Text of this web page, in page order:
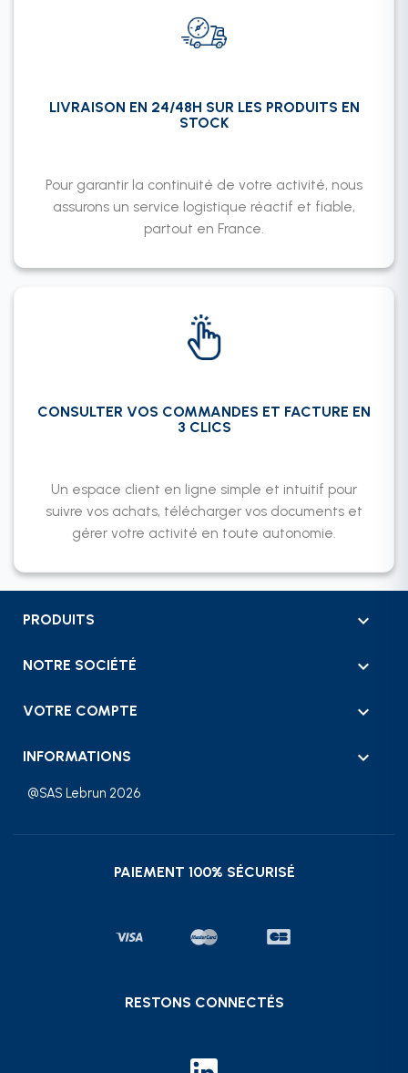
LIVRAISON EN 24/48H SUR LES PRODUITS EN
STOCK
Pour garantir la continuité de votre activité, nous
assurons un service logistique réactif et fiable,
partout en France.
CONSULTER VOS COMMANDES ET FACTURE EN
3 CLICS
Un espace client en ligne simple et intuitif pour
suivre vos achats, télécharger vos documents et
gérer votre activité en toute autonomie.
PRODUITS 
NOTRE SOCIÉTÉ 
VOTRE COMPTE 
INFORMATIONS keyboard_arrow_down
@SAS Lebrun 2026
PAIEMENT 100% SÉCURISÉ
RESTONS CONNECTÉS